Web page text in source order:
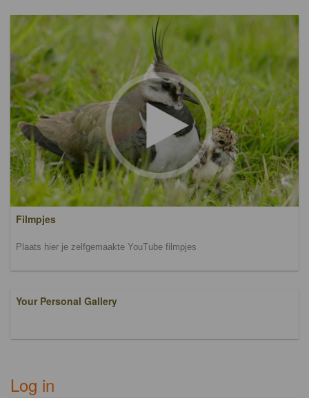
Filmpjes
Plaats hier je zelfgemaakte YouTube filmpjes
Your Personal Gallery
Log in